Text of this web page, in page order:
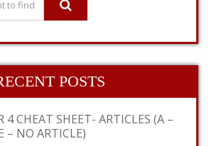
POSTS
4 CHEAT SHEET- ARTICLES (A –
– NO ARTICLE)